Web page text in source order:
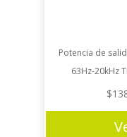
Potencia de
63Hz-20kHz
$